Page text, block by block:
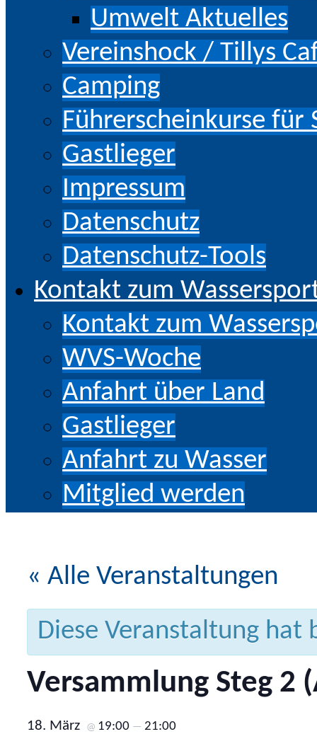
Umwelt Aktuelles
Vereinshock / Tillys
Camping
Führerscheinkurse
Gastlieger
Impressum
Datenschutz
Datenschutz-Tools
Kontakt zum
Kontakt zum
WVS-Woche
Anfahrt über Land
Gastlieger
Anfahrt zu Wasser
Mitglied werden
« Alle Veranstaltungen
Diese Veranstaltung
Versammlung Steg 2
18. März @ 19:00 — 21:00